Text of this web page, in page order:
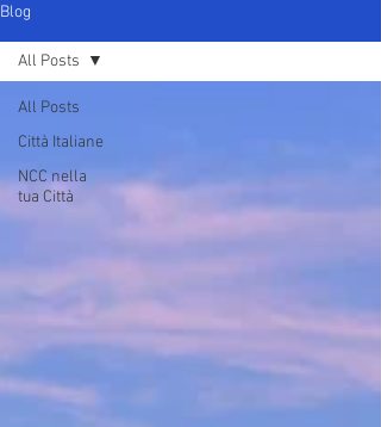
Blog
All Posts
Città Italiane
NCC nella
tua Città
All Posts